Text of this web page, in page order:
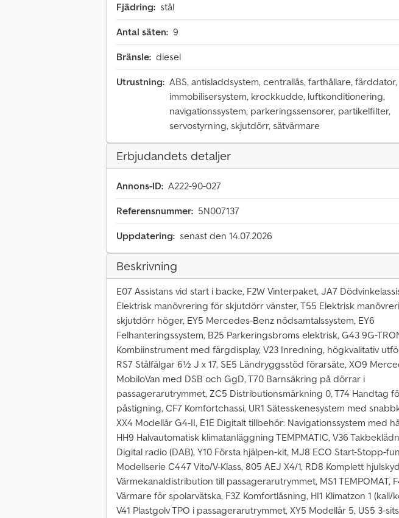
Fjädring: stål
Antal säten: 9
Bränsle: diesel
Utrustning: ABS, antisladdsystem, centrallås, farthållare, färddator,
immobilisersystem, krockkudde, luftkonditionering,
navigationssystem, parkeringssensorer, partikelfilter,
servostyrning, skjutdörr, sätvärmare
Erbjudandets detaljer
Annons-ID: A222-90-027
Referensnummer: 5N007137
Uppdatering: senast den 14.07.2026
Beskrivning
E07 Assistans vid start i backe, F2W Vinterpaket, JA7
Elektrisk manövrering för skjutdörr vänster, T55 Elektrisk
skjutdörr höger, EY5 Mercedes-Benz nödsamtalssystem, EY6
Felhanteringssystem, B25 Parkeringsbroms elektrisk, G43 9G-
Kombiinstrument med färgdisplay, V23 Inredning, högkvalitativ
RS7 Stålfälgar 6½ J x 17, SE5 Ländryggsstöd förarsäte, XO9
MobiloVan med DSB och GgD, T70 Barnsäkring på dörrar i
passagerarutrymmet, ZC5 Distributionsmärkning 0, T74 Handtag
påstigning, CF7 Komfortchassi, UR1 Sätesskenesystem med
XX4 Modellår G4-II, E1E Digitalt tillbehör: Navigationssystem med
HH9 Halvautomatisk klimatanläggning TEMPMATIC, V36
Digital radio (DAB), Y10 Första hjälpen-kit, MJ8 ECO Start-Stopp-
Modellserie C447 Vito/V-Klass, 805 AEJ X4/1, RD8 Komplett
Värmekanaldistribution till passagerarutrymmet, MS1 TEMPOMAT,
Värmare för spolarvätska, F3Z Komfortlåsning, HI1 Klimatzon 1 (kall/
V41 Plastgolv TPO i passagerarutrymmet, XY5 Modellår 5, US5 3-sits